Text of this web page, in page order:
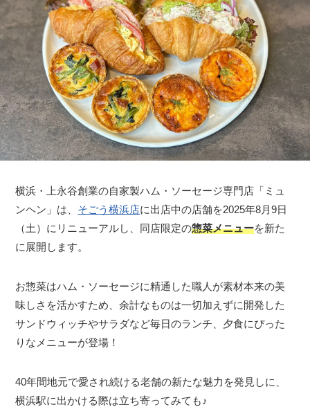
横浜・上永谷創業の自家製ハム・ソーセージ専門店「ミュ
ンヘン」は、 そごう横浜店に出店中の店舗を2025年8月9日
（土）にリニューアルし、同店限定の惣菜メニューを新た
に展開します。
お惣菜はハム・ソーセージに精通した職人が素材本来の美
味しさを活かすため、余計なものは一切加えずに開発した
サンドウィッチやサラダなど毎日のランチ、夕食にぴった
りなメニューが登場！
40年間地元で愛され続ける老舗の新たな魅力を発見しに、
横浜駅に出かける際は立ち寄ってみても♪